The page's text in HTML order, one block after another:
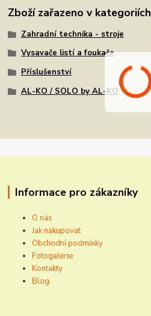
Zboží zařazeno v kategoriích
Zahradní technika - stroje
Vysavače listí a foukače
Příslušenství
AL-KO / SOLO by AL-KO
Informace pro zákazníky
O nás
Jak nakupovat
Obchodní podmínky
Fotogalerie
Kontakty
Blog